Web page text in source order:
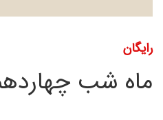
رایگان
ماه شب